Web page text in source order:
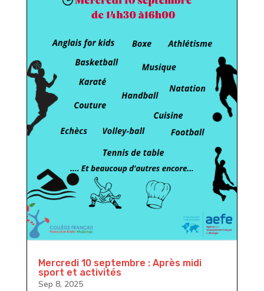
Mercredi 10 septembre : Après midi
sport et activités
Sep 8, 2025